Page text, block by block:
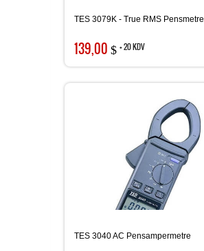
TES 3079K - True RMS Pensmetre
139,00 $ + 20 KDV
TES 3040 AC Pensampermetre